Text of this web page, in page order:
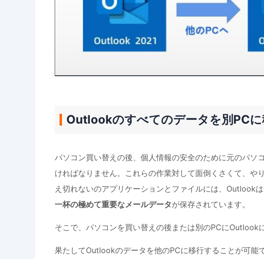
Outlookのすべてのデータを別PCに
パソコン買い替えの後、個人情報の安全のために元のパソ
ければなりません。これらの作業対して面倒くさくて、
え切れないのアプリケーションとファイルには、Outlook
一杯の極めて重要なメールデータが保存されています。
そこで、パソコンを買い替えの後または別のPCにOutlook
果たしてOutlookのデータを他のPCに移行することが可能